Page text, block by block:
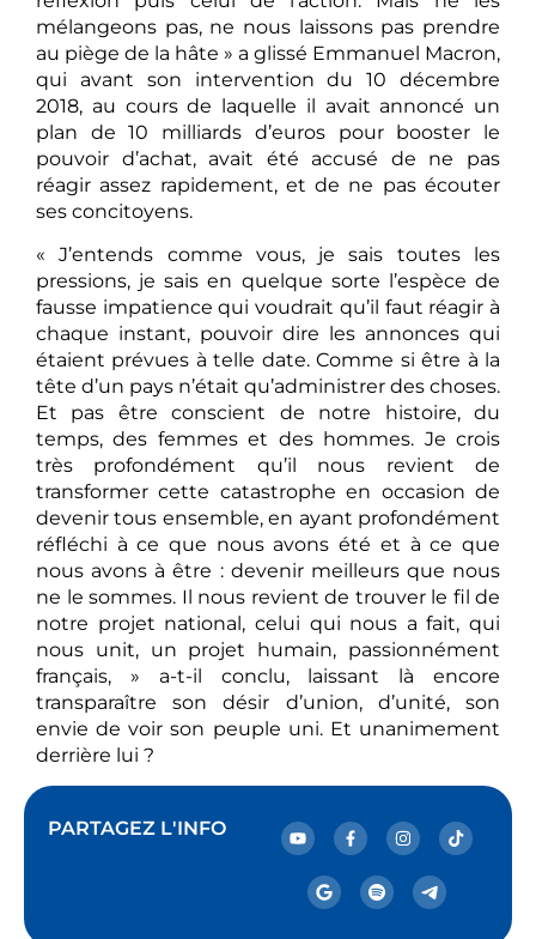
mélangeons pas, ne nous laissons pas prendre
au piège de la hâte » a glissé Emmanuel Macron,
qui avant son intervention du 10 décembre
2018, au cours de laquelle il avait annoncé un
plan de 10 milliards d’euros pour booster le
pouvoir d’achat, avait été accusé de ne pas
réagir assez rapidement, et de ne pas écouter
ses concitoyens.
« J’entends comme vous, je sais toutes les
pressions, je sais en quelque sorte l’espèce de
fausse impatience qui voudrait qu’il faut réagir à
chaque instant, pouvoir dire les annonces qui
étaient prévues à telle date. Comme si être à la
tête d’un pays n’était qu’administrer des choses.
Et pas être conscient de notre histoire, du
temps, des femmes et des hommes. Je crois
très profondément qu’il nous revient de
transformer cette catastrophe en occasion de
devenir tous ensemble, en ayant profondément
réfléchi à ce que nous avons été et à ce que
nous avons à être : devenir meilleurs que nous
ne le sommes. Il nous revient de trouver le fil de
notre projet national, celui qui nous a fait, qui
nous unit, un projet humain, passionnément
français, » a-t-il conclu, laissant là encore
transparaître son désir d’union, d’unité, son
envie de voir son peuple uni. Et unanimement
derrière lui ?
PARTAGEZ L'INFO